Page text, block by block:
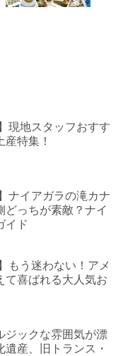
現地スタッフおすす
特集！
ナイアガラの滝カナ
どっちが素敵？ナイ
イド
もう迷わない！アメ
て喜ばれる大人気お
ジックな雰囲気が漂
遺産、旧トランス・